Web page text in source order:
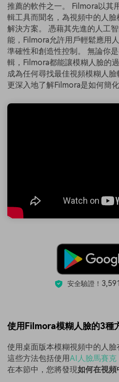
推薦的軟件之一。 Filmora以其
輯工具而聞名，為視頻中的人
解決方案。 憑藉其先進的人工
能，Filmora允許用戶輕鬆應用
準確性和創造性控制。 無論你
輯，Filmora都能讓模糊人臉的
成為任何尋找最佳視頻模糊人
更深入地了解Filmora是如何簡化
安全驗證！
使用Filmora模糊人臉的3種
使用桌面版本模糊視頻中的人臉
這些方法包括使用AI人臉馬賽克
在本節中，您將發現如何在視頻